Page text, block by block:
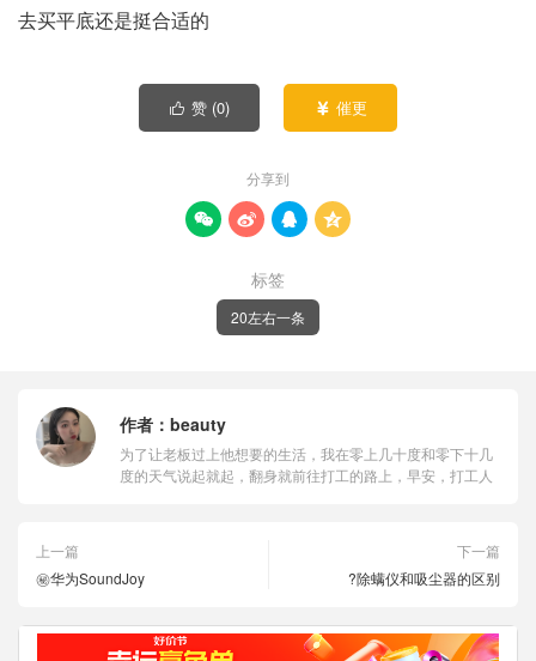
去买平底还是挺合适的
 赞 (0)  催更
分享到
   
标签
20左右一条
作者： beauty
为了让老板过上他想要的生活，我在零上几十度和零下十几
度的天气说起就起，翻身就前往打工的路上，早安，打工人
上一篇
㊙️华为SoundJoy
下一篇
?除螨仪和吸尘器的区别